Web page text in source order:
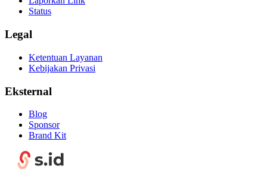
Status
Legal
Ketentuan Layanan
Kebijakan Privasi
Eksternal
Blog
Sponsor
Brand Kit